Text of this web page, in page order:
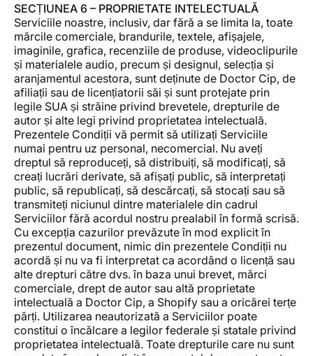
SECȚIUNEA 6 – PROPRIETATE INTELECTUALĂ
Serviciile noastre, inclusiv, dar fără a se limita la, toate
mărcile comerciale, brandurile, textele, afișajele,
imaginile, grafica, recenziile de produse, videoclipurile
și materialele audio, precum și designul, selecția și
aranjamentul acestora, sunt deținute de Doctor Cip, de
afiliații sau de licențiatorii săi și sunt protejate prin
legile SUA și străine privind brevetele, drepturile de
autor și alte legi privind proprietatea intelectuală.
Prezentele Condiții vă permit să utilizați Serviciile
numai pentru uz personal, necomercial. Nu aveți
dreptul să reproduceți, să distribuiți, să modificați, să
creați lucrări derivate, să afișați public, să interpretați
public, să republicați, să descărcați, să stocați sau să
transmiteți niciunul dintre materialele din cadrul
Serviciilor fără acordul nostru prealabil în formă scrisă.
Cu excepția cazurilor prevăzute în mod explicit în
prezentul document, nimic din prezentele Condiții nu
acordă și nu va fi interpretat ca acordând o licență sau
alte drepturi către dvs. în baza unui brevet, mărci
comerciale, drept de autor sau altă proprietate
intelectuală a Doctor Cip, a Shopify sau a oricărei terțe
părți. Utilizarea neautorizată a Serviciilor poate
constitui o încălcare a legilor federale și statale privind
proprietatea intelectuală. Toate drepturile care nu sunt